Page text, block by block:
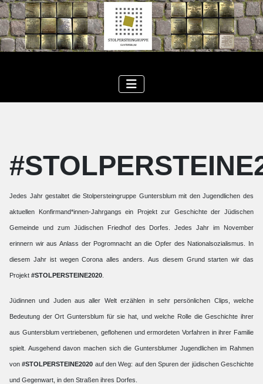
Jedes Jahr gestaltet die Stolpersteingruppe Guntersblum mit den Jugendlichen des
aktuellen Konfirmand*innen-Jahrgangs ein Projekt zur Geschichte der Jüdischen
Gemeinde und zum Jüdischen Friedhof des Dorfes. Jedes Jahr im November
erinnern wir aus Anlass der Pogromnacht an die Opfer des Nationalsozialismus. In
diesem Jahr ist wegen Corona alles anders. Aus diesem Grund starten wir das
Projekt #STOLPERSTEINE2020
Jüdinnen und Juden aus aller Welt erzählen in sehr persönlichen Clips, welche
Bedeutung der Ort Guntersblum für sie hat, und welche Rolle die Geschichte ihrer
aus Guntersblum vertriebenen, geflohenen und ermordeten Vorfahren in ihrer Familie
spielt. Ausgehend davon machen sich die Guntersblumer Jugendlichen im Rahmen
von#STOLPERSTEINE2020 auf den Weg: auf den Spuren der jüdischen Geschichte
und Gegenwart, in den Straßen ihres Dorfes.